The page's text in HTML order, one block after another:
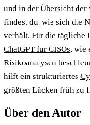
und in der Übersicht der
findest du, wie sich die
verhält. Für die tägliche
ChatGPT für CISOs, wie
Risikoanalysen
hilft ein strukturiertes
größten Lücken früh zu
Über den Autor